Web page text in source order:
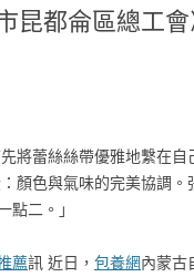
昆都侖區總工
將蕾絲絲帶優雅地繫在自
：顏色與氣味的完美協調
點二。」
薦訊 近日， 包養網內蒙古